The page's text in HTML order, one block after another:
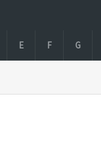
E F G